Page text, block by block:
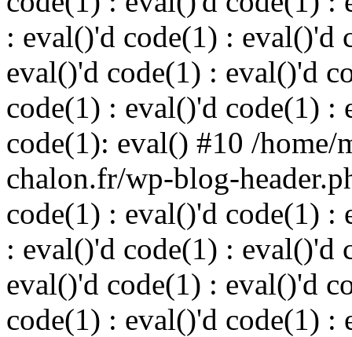
: eval()'d code(1) : eval()'d
eval()'d code(1) : eval()'d
code(1) : eval()'d code(1) :
code(1): eval() #10 /home/
chalon.fr/wp-blog-
code(1) : eval()'d code(1) :
: eval()'d code(1) : eval()'d
eval()'d code(1) : eval()'d
code(1) : eval()'d code(1) :